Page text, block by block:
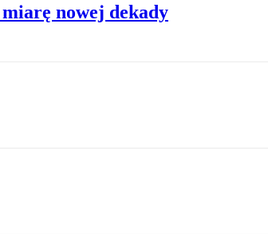
nowej dekady